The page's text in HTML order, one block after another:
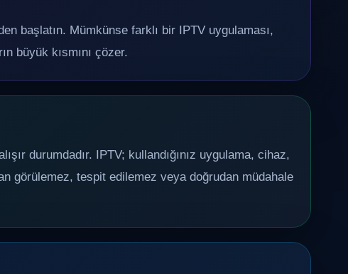
başlatın. Mümkünse farklı bir IPTV uygulaması,
büyük kısmını çözer.
durumdadır. IPTV; kullandığınız uygulama, cihaz,
görülemez, tespit edilemez veya doğrudan müdahale